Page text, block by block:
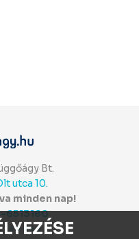
Bt.
utca 10.
minden nap!
⭐⭐⭐⭐⭐